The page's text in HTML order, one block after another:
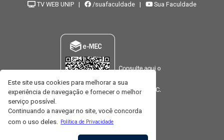
Este site usa cookies para melhorar a sua
experiência de navegação e fornecer o melhor
serviço possível.
Continuando a navegar no site, você concorda
com o uso deles.
Política de Privacidade
TV WEB UNIP | /suafaculdade | Sua Faculdade